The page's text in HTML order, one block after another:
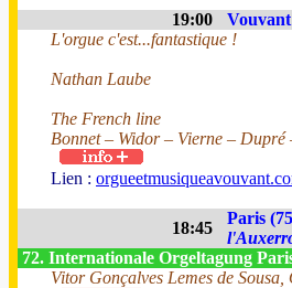
19:00
L'orgue c'est...fantastique !
Nathan Laube
The French line
Bonnet – Widor – Vierne – Dupré
Lien :
18:45
Paris
72. Internationale Orgeltagung
Vitor Gonçalves Lemes de Sousa,